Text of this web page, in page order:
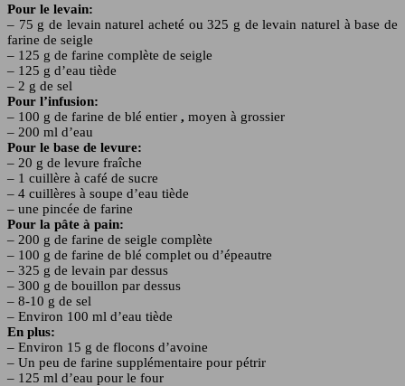
Pour le levain:
– 75 g de levain naturel acheté ou 325 g de levain naturel à base de
farine de seigle
– 125 g de farine complète de seigle
– 125 g d’eau tiède
– 2 g de sel
Pour l’infusion:
– 100 g de farine de blé entier , moyen à grossier
– 200 ml d’eau
Pour le base de levure:
– 20 g de levure fraîche
– 1 cuillère à café de sucre
– 4 cuillères à soupe d’eau tiède
– une pincée de farine
Pour la pâte à pain:
– 200 g de farine de seigle complète
– 100 g de farine de blé complet ou d’épeautre
– 325 g de levain par dessus
– 300 g de bouillon par dessus
– 8-10 g de sel
– Environ 100 ml d’eau tiède
En plus:
– Environ 15 g de flocons d’avoine
– Un peu de farine supplémentaire pour pétrir
– 125 ml d’eau pour le four